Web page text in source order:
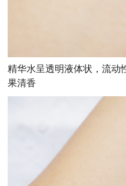
精华水呈透明液体状，流动
果清香